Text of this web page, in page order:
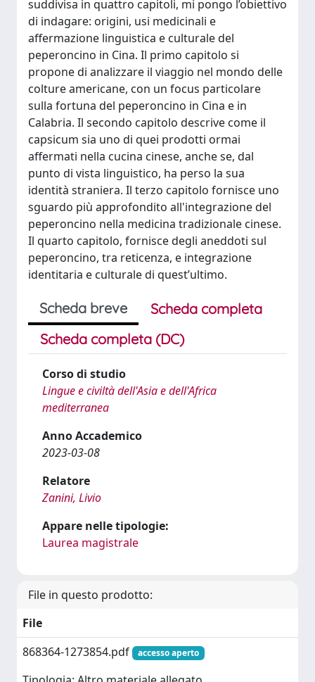
suddivisa in quattro capitoli, mi pongo l’obiettivo
di indagare: origini, usi medicinali e
affermazione linguistica e culturale del
peperoncino in Cina. Il primo capitolo si
propone di analizzare il viaggio nel mondo delle
colture americane, con un focus particolare
sulla fortuna del peperoncino in Cina e in
Calabria. Il secondo capitolo descrive come il
capsicum sia uno di quei prodotti ormai
affermati nella cucina cinese, anche se, dal
punto di vista linguistico, ha perso la sua
identità straniera. Il terzo capitolo fornisce uno
sguardo più approfondito all'integrazione del
peperoncino nella medicina tradizionale cinese.
Il quarto capitolo, fornisce degli aneddoti sul
peperoncino, tra reticenza, e integrazione
identitaria e culturale di quest’ultimo.
Scheda breve
Scheda completa
Scheda completa (DC)
Corso di studio
Lingue e civiltà dell'Asia e dell'Africa
mediterranea
Anno Accademico
2023-03-08
Relatore
Zanini, Livio
Appare nelle tipologie:
Laurea magistrale
File in questo prodotto:
File
868364-1273854.pdf
accesso aperto